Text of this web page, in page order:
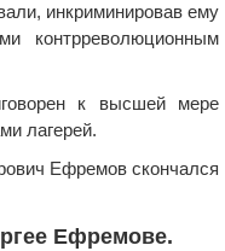
инкриминировав ему
контрреволюционным
к высшей мере
лагерей.
Ефремов скончался
Ефремове.